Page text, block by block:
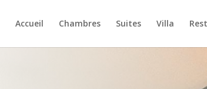
Accueil Chambres Suites Villa